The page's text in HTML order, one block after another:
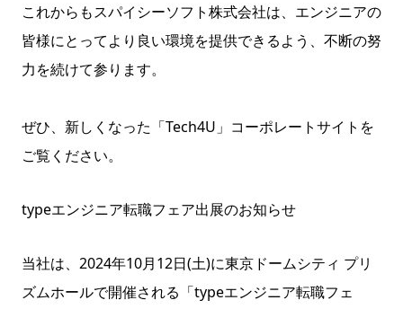
これからもスパイシーソフト株式会社は、エンジニアの
皆様にとってより良い環境を提供できるよう、不断の努
力を続けて参ります。
ぜひ、新しくなった「Tech4U」コーポレートサイトを
ご覧ください。
typeエンジニア転職フェア出展のお知らせ
当社は、2024年10月12日(土)に東京ドームシティ プリ
ズムホールで開催される「typeエンジニア転職フェ